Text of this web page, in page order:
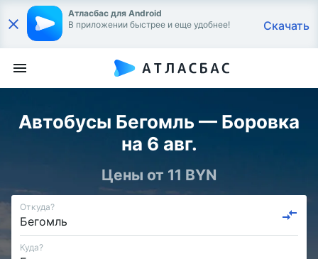
Атласбас для Android
В приложении быстрее и еще удобнее!
Скачать
Автобусы Бегомль — Боровка
на 6 авг.
Цены от 11 BYN
Откуда?
Куда?